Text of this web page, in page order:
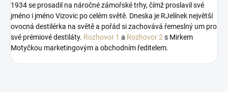
1934 se prosadil na náročné zámořské trhy, čímž proslavil své
jméno i jméno Vizovic po celém světě. Dneska je RJelínek největší
ovocná destilérka na světě a pořád si zachovává řemeslný um pro
své prémiové destiláty. Rozhovor 1 a Rozhovor 2 s Mirkem
Motyčkou marketingovým a obchodním ředitelem.